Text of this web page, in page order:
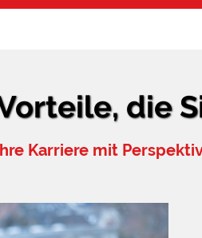
die
Karriere mit